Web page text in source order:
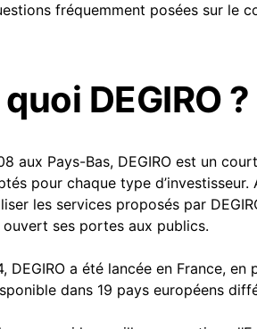
fréquemment posées sur le
quoi DEGIRO ?
aux Pays-Bas, DEGIRO est un
pour chaque type
les services proposés par
ses portes aux publics.
DEGIRO a été lancée en France,
dans 19 pays européens